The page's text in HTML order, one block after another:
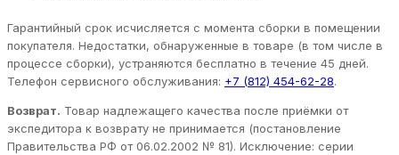
Гарантийный срок исчисляется с момента сборки в помещении
покупателя. Недостатки, обнаруженные в товаре (в том числе в
процессе сборки), устраняются бесплатно в течение 45 дней.
Телефон сервисного обслуживания: +7 (812) 454-62-28.
Возврат. Товар надлежащего качества после приёмки от
экспедитора к возврату не принимается (постановление
Правительства РФ от 06.02.2002 № 81). Исключение: серии